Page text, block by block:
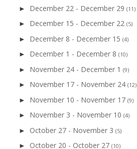
► December 22 - December 29 (11)
► December 15 - December 22 (5)
► December 8 - December 15 (4)
► December 1 - December 8 (10)
► November 24 - December 1 (9)
► November 17 - November 24 (12)
► November 10 - November 17 (9)
► November 3 - November 10 (4)
► October 27 - November 3 (5)
► October 20 - October 27 (10)